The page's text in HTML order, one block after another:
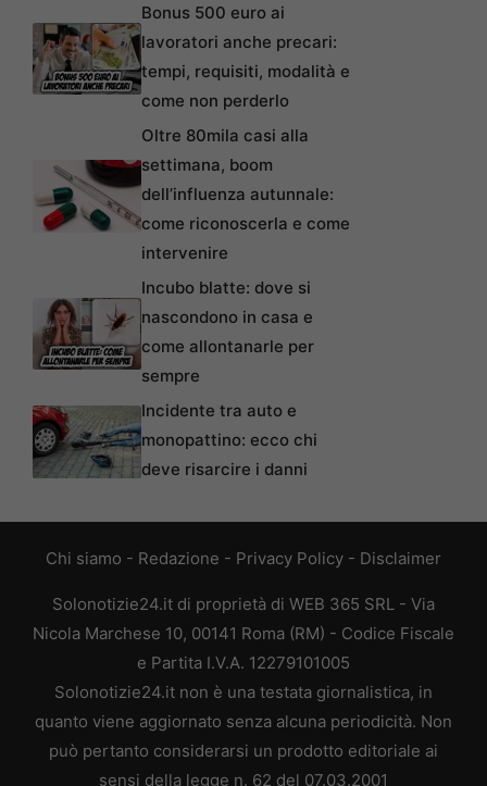
Bonus 500 euro ai
lavoratori anche precari:
tempi, requisiti, modalità e
come non perderlo
Oltre 80mila casi alla
settimana, boom
dell’influenza autunnale:
come riconoscerla e come
intervenire
Incubo blatte: dove si
nascondono in casa e
come allontanarle per
sempre
Incidente tra auto e
monopattino: ecco chi
deve risarcire i danni
Chi siamo - Redazione - Privacy Policy - Disclaimer
Solonotizie24.it di proprietà di WEB 365 SRL - Via
Nicola Marchese 10, 00141 Roma (RM) - Codice Fiscale
e Partita I.V.A. 12279101005
Solonotizie24.it non è una testata giornalistica, in
quanto viene aggiornato senza alcuna periodicità. Non
può pertanto considerarsi un prodotto editoriale ai
sensi della legge n. 62 del 07.03.2001